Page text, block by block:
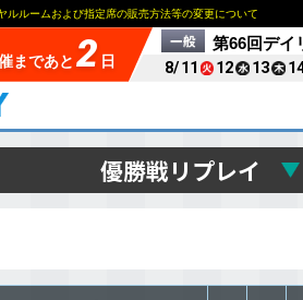
8/8 SAT
16:52 NEWS
お問い合わせ ご利用に際して